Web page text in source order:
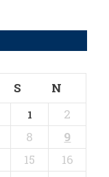
S N
1
2
8
9
15
16